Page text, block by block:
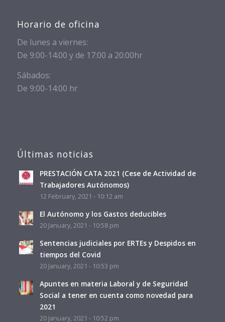
Horario de oficina
De lunes a viernes:
De 9:00-14:00 y de 17:00 a 20:00hr
Sábados:
De 9:00-14:00 hr
Últimas noticias
PRESTACIÓN CATA 2021 (Cese de Actividad de
Trabajadores Autónomos)
12 February, 2021 - 10:12 am
El Autónomo y los Gastos deducibles
20 January, 2021 - 10:58 pm
Sentencias judiciales por ERTEs y Despidos en
tiempos del Covid
20 January, 2021 - 10:53 pm
Apuntes en materia Laboral y de Seguridad
Social a tener en cuenta como novedad para
2021
20 January, 2021 - 10:52 pm